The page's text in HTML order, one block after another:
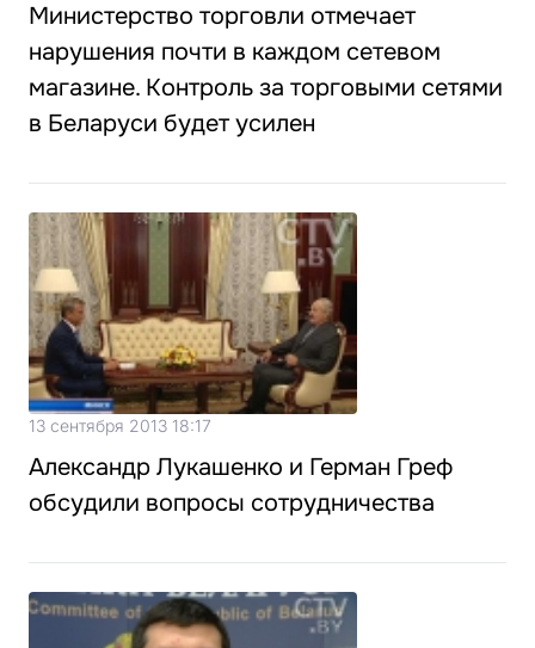
Министерство торговли отмечает
нарушения почти в каждом сетевом
магазине. Контроль за торговыми сетями
в Беларуси будет усилен
13 сентября 2013 18:17
Александр Лукашенко и Герман Греф
обсудили вопросы сотрудничества